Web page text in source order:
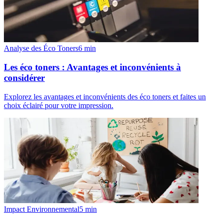
Analyse des Éco Toners6 min
Les éco toners : Avantages et inconvénients à
considérer
Explorez les avantages et inconvénients des éco toners et faites un
choix éclairé pour votre impression.
Impact Environnemental5 min